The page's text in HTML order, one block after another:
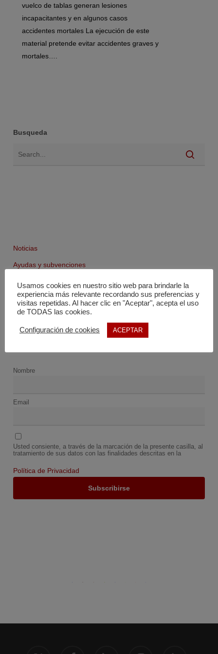
vuelco de tablas generan lesiones
incapacitantes y en algunos casos
accidentes mortales La ejecución de este
material pretende evitar accidentes graves y
mortales….
Busqueda
Noticias
Ayudas y subvenciones
Agenda
Fondo documental
Nombre
Email
Usted consiente, a través de la marcación de la presente casilla, al
tratamiento de sus datos con las finalidades descritas en la
Política de Privacidad
Usamos cookies en nuestro sitio web para brindarle la
experiencia más relevante recordando sus preferencias y
visitas repetidas. Al hacer clic en "Aceptar", acepta el uso
de TODAS las cookies.
Configuración de cookies ACEPTAR